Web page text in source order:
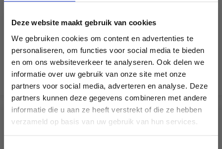
Deze website maakt gebruik van cookies
We gebruiken cookies om content en advertenties te
personaliseren, om functies voor social media te bieden
en om ons websiteverkeer te analyseren. Ook delen we
informatie over uw gebruik van onze site met onze
partners voor social media, adverteren en analyse. Deze
partners kunnen deze gegevens combineren met andere
informatie die u aan ze heeft verstrekt of die ze hebben
verzameld op basis van uw gebruik van hun services.
100% Coton mercerisé
EUR 2.75
Voir toutes les options
CRAFTER
100% Acrylique
EUR 3.90
Voir toutes les options
SIMILAIRE À CECI
Économisez jusqu'à 50 %
Soyez le premier à connaître nos soldes et